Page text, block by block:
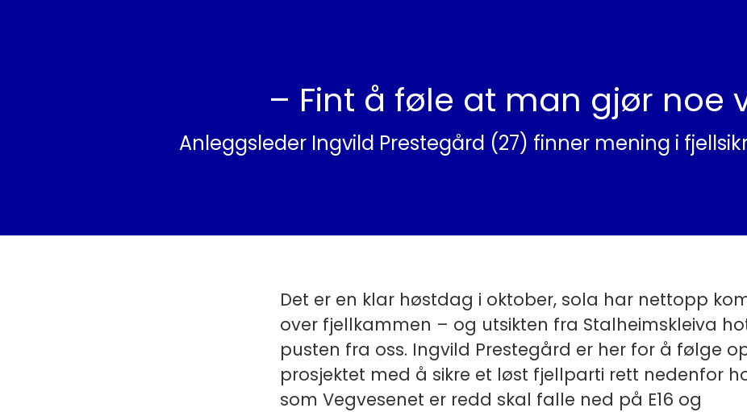
– Fint å føle at man gjør noe
Anleggsleder Ingvild Prestegård (27) finner mening i
Det er en klar høstdag i oktober, sola har nettopp
over fjellkammen – og utsikten fra Stalheimskleiva
pusten fra oss. Ingvild Prestegård er her for å følge
prosjektet med å sikre et løst fjellparti rett nedenfor
som Vegvesenet er redd skal falle ned på E16 og